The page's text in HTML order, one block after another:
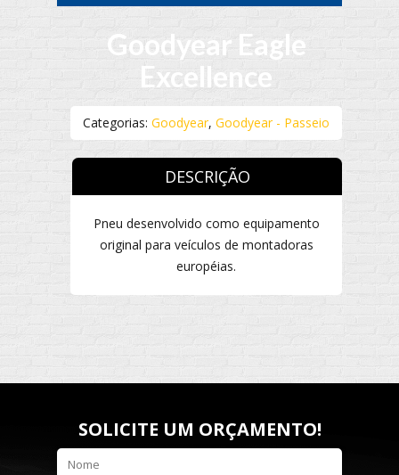
Goodyear Eagle
Excellence
Categorias: Goodyear, Goodyear - Passeio
DESCRIÇÃO
Pneu desenvolvido como equipamento
original para veículos de montadoras
européias.
SOLICITE UM ORÇAMENTO!